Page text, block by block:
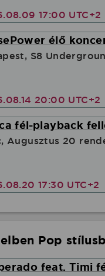
17:00 UTC+2
élő
S8
20:00 UTC+2
fél-playback
Augusztus 20
17:30 UTC+2
Pop
feat. Timi